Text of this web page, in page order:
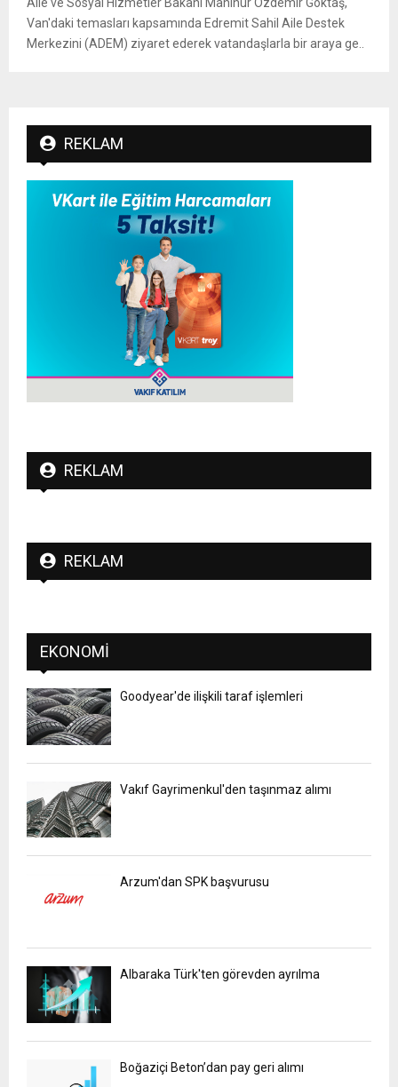
Aile ve Sosyal Hizmetler Bakanı Mahinur Özdemir Göktaş,
Van'daki temasları kapsamında Edremit Sahil Aile Destek
Merkezini (ADEM) ziyaret ederek vatandaşlarla bir araya ge..
REKLAM
REKLAM
REKLAM
EKONOMI
Goodyear'de ilişkili taraf işlemleri
Vakıf Gayrimenkul'den taşınmaz alımı
Arzum'dan SPK başvurusu
Albaraka Türk'ten görevden ayrılma
Boğaziçi Beton’dan pay geri alımı